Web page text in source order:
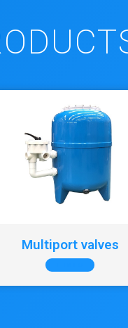
Multiport valves